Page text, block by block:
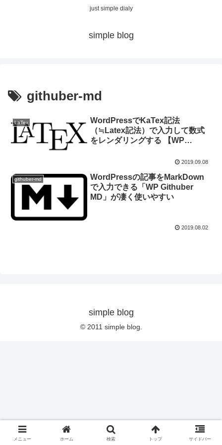
just simple dialy
simple blog
githuber-md
LaTex
WordPressでKaTex記法
（≒Latex記法）で入力して数式
をレンダリングする 【WP
2019.09.08
githuber-md
WordPressの記事をMarkDown
で入力できる「WP Githuber
MD」が凄く使いやすい
2019.08.02
simple blog
© 2011 simple blog.
メニュー ホーム 検索 トップ サイドバー